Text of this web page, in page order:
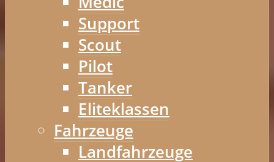
Support
Scout
Pilot
Tanker
Eliteklassen
Fahrzeuge
Landfahrzeuge